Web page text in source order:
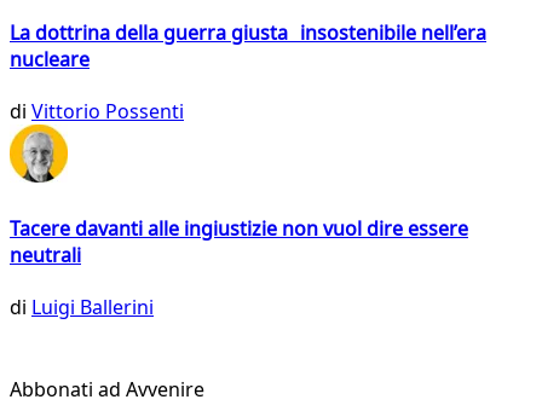
La dottrina della guerra giusta insostenibile nell’era
nucleare
di Vittorio Possenti
Tacere davanti alle ingiustizie non vuol dire essere
neutrali
di Luigi Ballerini
Abbonati ad Avvenire